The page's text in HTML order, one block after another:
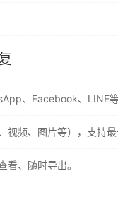
、Facebook、LINE
频、图片等），支持最
看、随时导出。